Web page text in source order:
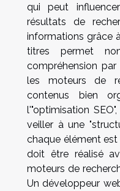
qui peut
résultats de
informations grâce
titres permet
compréhension
les moteurs de
contenus bien
l'"optimisation
veiller à une
chaque élément est
doit être réalisé
moteurs de
Un développeur